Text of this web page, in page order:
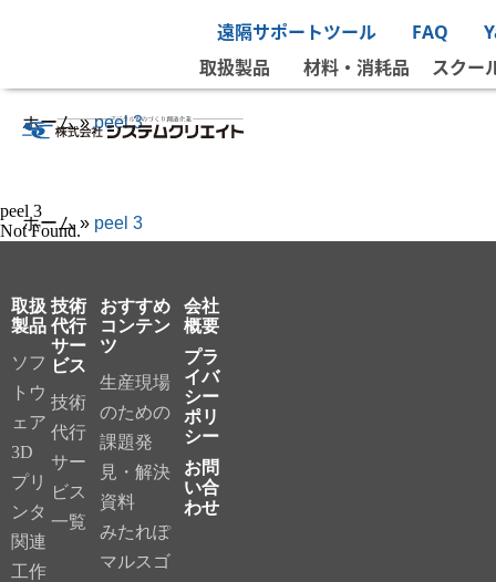
遠隔サポートツール FAQ
取扱製品
材料・消耗品 スクー
ホーム»peel 3
ホーム » peel 3
peel 3
Not Found.
取扱
製品
ソフ
トウ
ェア
3D
プリ
ンタ
関連
工作
技術
代行
サー
ビス
技術
代行
サー
ビス
一覧
おすすめ
コンテン
ツ
生産現場
のための
課題発
見・解決
資料
みたれぽ
マルスゴ
会社
概要
プラ
イバ
シー
ポリ
シー
お問
い合
わせ